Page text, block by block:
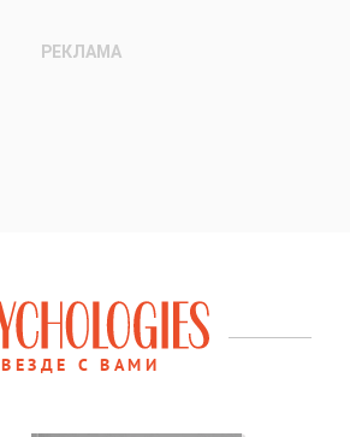
ВЕЗДЕ С ВАМИ